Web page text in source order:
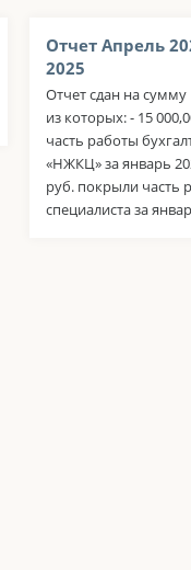
Отчет Апрель
2025
Отчет сдан на сумму
из которых: - 15
часть работы
«НЖКЦ» за январь
руб. покрыли
специалиста за